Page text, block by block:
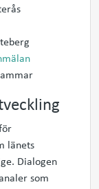
länets
Dialogen
som